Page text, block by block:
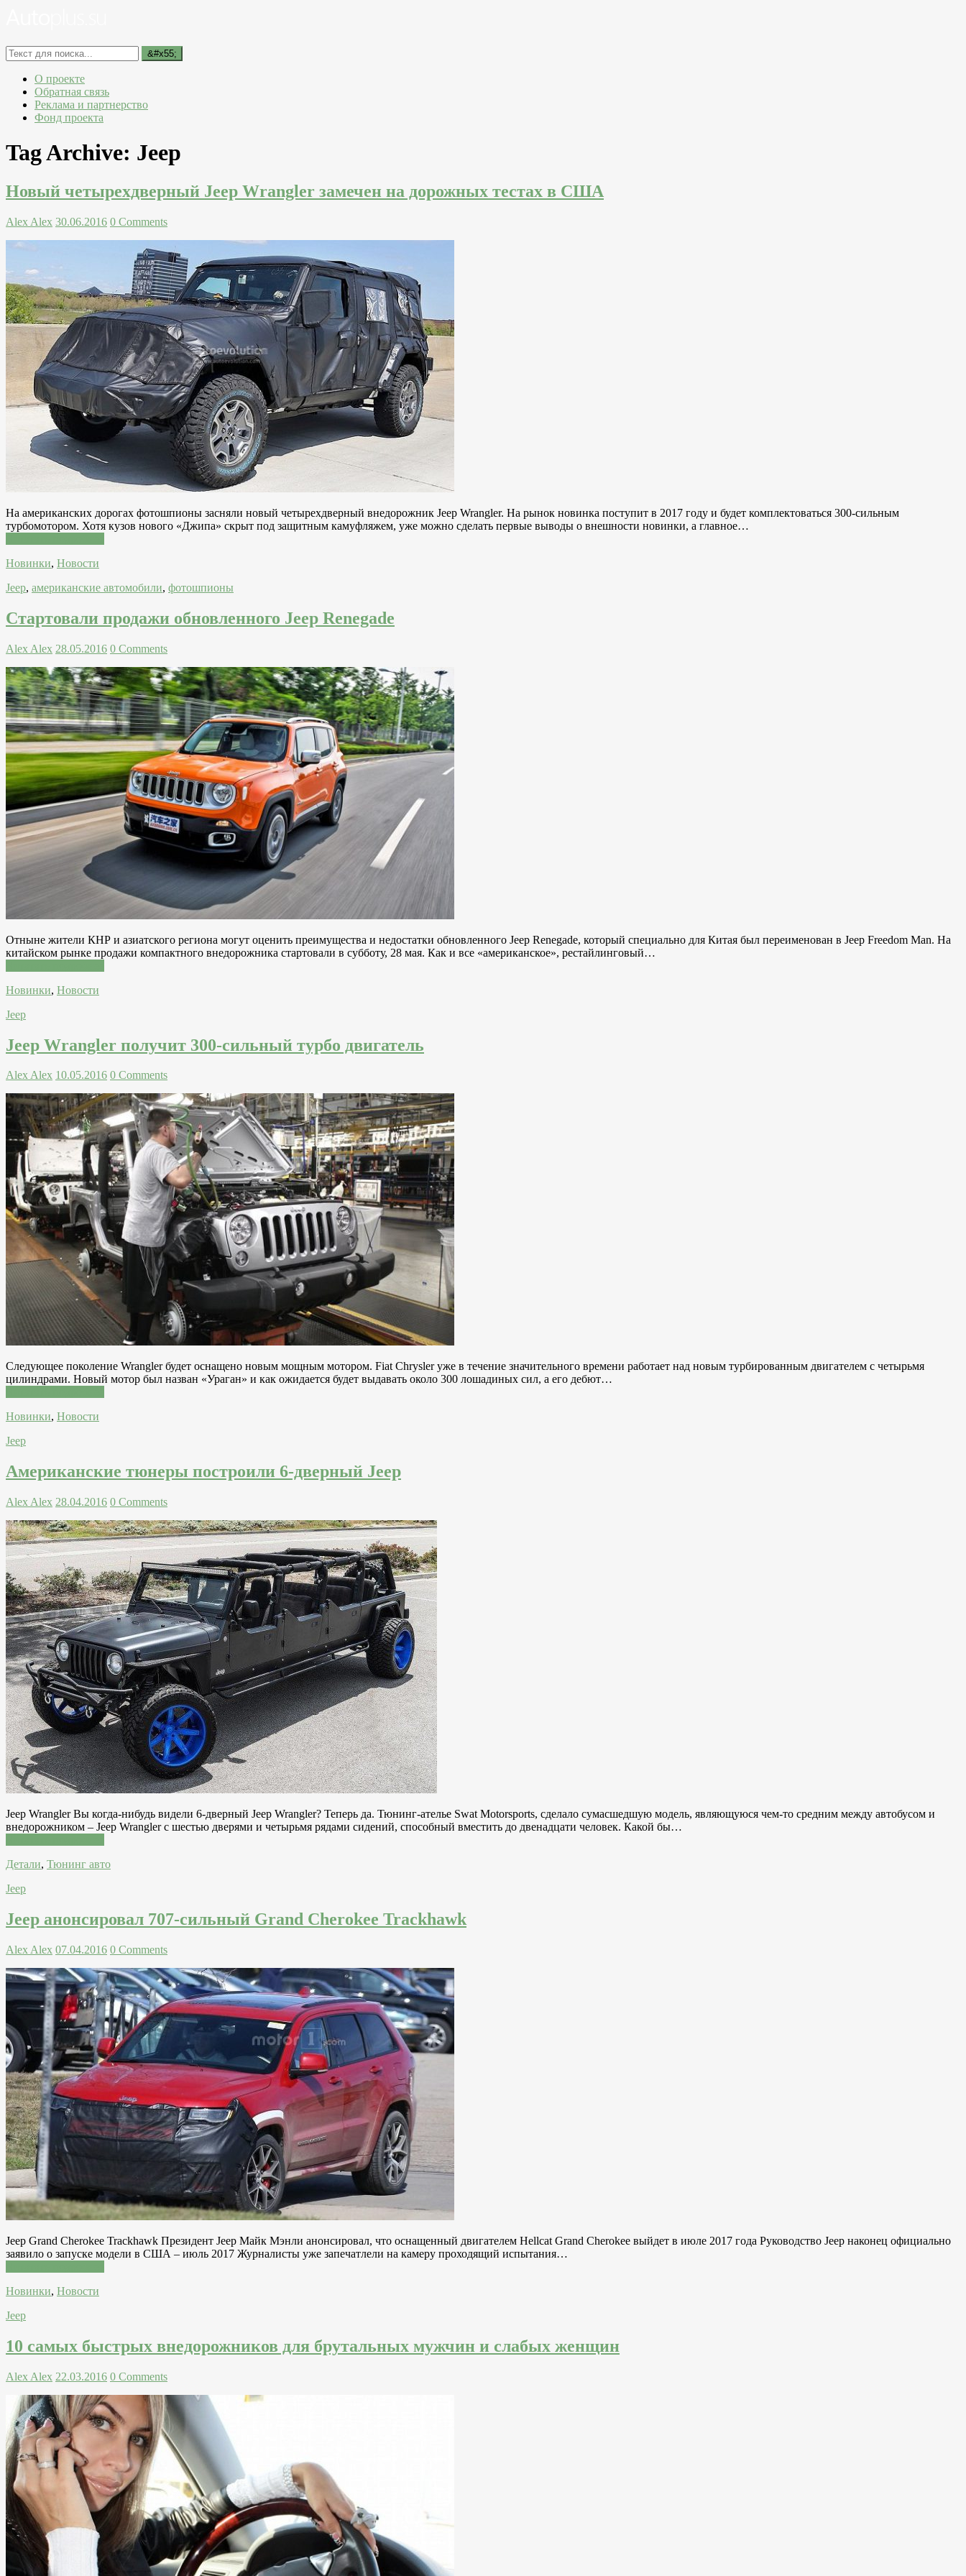
О проекте
Обратная связь
Реклама и партнерство
Фонд проекта
Tag Archive: Jeep
Новый четырехдверный Jeep Wrangler замечен на дорожных тестах в США
Alex Alex 30.06.2016 0 Comments
На американских дорогах фотошпионы засняли новый четырехдверный внедорожник Jeep Wrangler. На рынок новинка поступит в 2017 году и будет комплектоваться 300-сильным
турбомотором. Хотя кузов нового «Джипа» скрыт под защитным камуфляжем, уже можно сделать первые выводы о внешности новинки, а главное…
Новинки, Новости
Jeep, американские автомобили, фотошпионы
Стартовали продажи обновленного Jeep Renegade
Alex Alex 28.05.2016 0 Comments
Отныне жители КНР и азиатского региона могут оценить преимущества и недостатки обновленного Jeep Renegade, который специально для Китая был переименован в Jeep Freedom Man. На
китайском рынке продажи компактного внедорожника стартовали в субботу, 28 мая. Как и все «американское», рестайлинговый…
Новинки, Новости
Jeep
Jeep Wrangler получит 300-сильный турбо двигатель
Alex Alex 10.05.2016 0 Comments
Следующее поколение Wrangler будет оснащено новым мощным мотором. Fiat Chrysler уже в течение значительного времени работает над новым турбированным двигателем с четырьмя
цилиндрами. Новый мотор был назван «Ураган» и как ожидается будет выдавать около 300 лошадиных сил, а его дебют…
Новинки, Новости
Jeep
Американские тюнеры построили 6-дверный Jeep
Alex Alex 28.04.2016 0 Comments
Jeep Wrangler Вы когда-нибудь видели 6-дверный Jeep Wrangler? Теперь да. Тюнинг-ателье Swat Motorsports, сделало сумасшедшую модель, являющуюся чем-то средним между автобусом и
внедорожником – Jeep Wrangler с шестью дверями и четырьмя рядами сидений, способный вместить до двенадцати человек. Какой бы…
Детали, Тюнинг авто
Jeep
Jeep анонсировал 707-сильный Grand Cherokee Trackhawk
Alex Alex 07.04.2016 0 Comments
Jeep Grand Cherokee Trackhawk Президент Jeep Майк Мэнли анонсировал, что оснащенный двигателем Hellcat Grand Cherokee выйдет в июле 2017 года Руководство Jeep наконец официально
заявило о запуске модели в США – июль 2017 Журналисты уже запечатлели на камеру проходящий испытания…
Новинки, Новости
Jeep
10 самых быстрых внедорожников для брутальных мужчин и слабых женщин
Alex Alex 22.03.2016 0 Comments